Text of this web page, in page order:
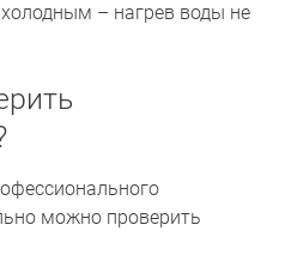
– нагрев воды не
можно проверить